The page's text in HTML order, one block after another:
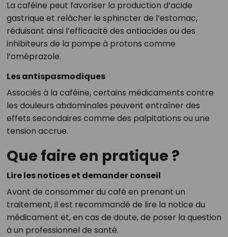
La caféine peut favoriser la production d’acide
gastrique et relâcher le sphincter de l’estomac,
réduisant ainsi l’efficacité des antiacides ou des
inhibiteurs de la pompe à protons comme
l’oméprazole.
Les antispasmodiques
Associés à la caféine, certains médicaments contre
les douleurs abdominales peuvent entraîner des
effets secondaires comme des palpitations ou une
tension accrue.
Que faire en pratique ?
Lire les notices et demander conseil
Avant de consommer du café en prenant un
traitement, il est recommandé de lire la notice du
médicament et, en cas de doute, de poser la question
à un professionnel de santé.